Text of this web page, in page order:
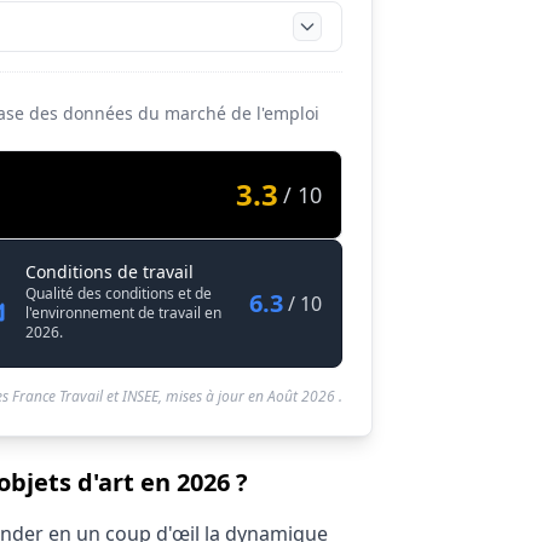
des données du marché de l'emploi
3.3 / 10
Conditions de travailDécorateur / Décoratrice d'objets d'art
Qualité des conditions et de
l'environnement de travail en
2026.
6.3/ 10
France Travail et INSEE, mises à jour enAoût 2026.
d'art en 2026 ?
en un coup d'œil la dynamique